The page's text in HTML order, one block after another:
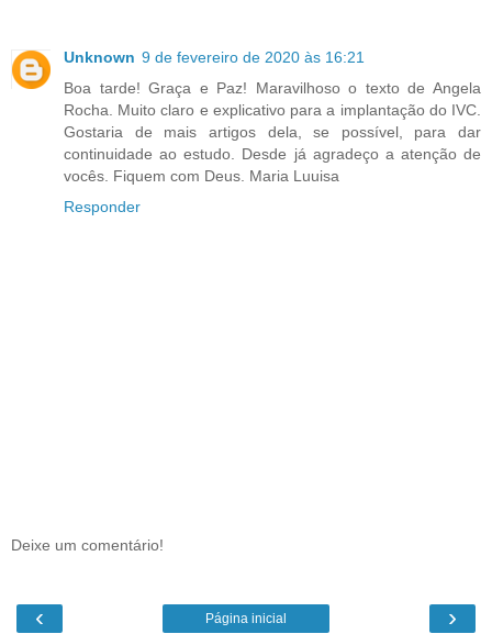
Unknown 9 de fevereiro de 2020 às 16:21
Boa tarde! Graça e Paz! Maravilhoso o texto de Angela
Rocha. Muito claro e explicativo para a implantação do IVC.
Gostaria de mais artigos dela, se possível, para dar
continuidade ao estudo. Desde já agradeço a atenção de
vocês. Fiquem com Deus. Maria Luuisa
Responder
Deixe um comentário!
‹ ›
Página inicial